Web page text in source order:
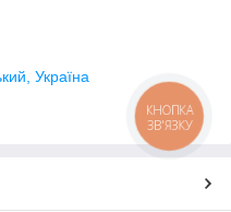
Україна
КНОПКА
ЗВ'ЯЗКУ